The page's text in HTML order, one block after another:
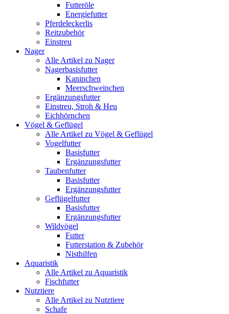
Futteröle
Energiefutter
Pferdeleckerlis
Reitzubehör
Einstreu
Nager
Alle Artikel zu Nager
Nagerbasisfutter
Kaninchen
Meerschweinchen
Ergänzungsfutter
Einstreu, Stroh & Heu
Eichhörnchen
Vögel & Geflügel
Alle Artikel zu Vögel & Geflügel
Vogelfutter
Basisfutter
Ergänzungsfutter
Taubenfutter
Basisfutter
Ergänzungsfutter
Geflügelfutter
Basisfutter
Ergänzungsfutter
Wildvögel
Futter
Futterstation & Zubehör
Nisthilfen
Aquaristik
Alle Artikel zu Aquaristik
Fischfutter
Nutztiere
Alle Artikel zu Nutztiere
Schafe